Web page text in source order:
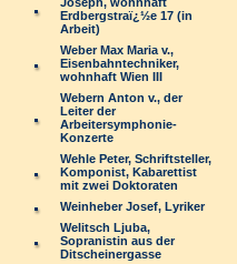
Erdbergstraï¿½e 17 (in
Arbeit)
Weber Max Maria v.,
Eisenbahntechniker,
wohnhaft Wien III
Webern Anton v., der
Leiter der
Arbeitersymphonie-
Konzerte
Wehle Peter, Schriftsteller,
Komponist, Kabarettist
mit zwei Doktoraten
Weinheber Josef, Lyriker
Welitsch Ljuba,
Sopranistin aus der
Ditscheinergasse